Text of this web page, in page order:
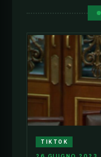
TIKTOK